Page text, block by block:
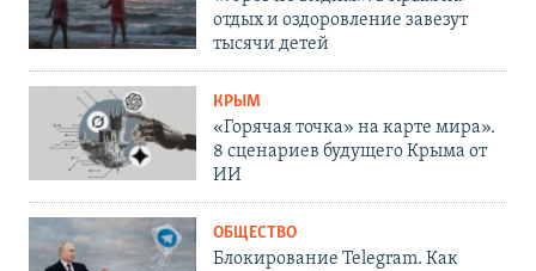
отдых и оздоровление завезут
тысячи детей
КРЫМ
«Горячая точка» на карте мира».
8 сценариев будущего Крыма от
ИИ
ОБЩЕСТВО
Блокирование Telegram. Как